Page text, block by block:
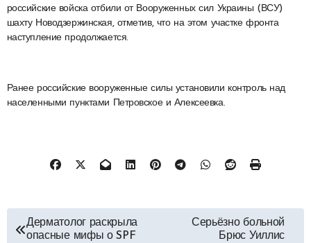
российские войска отбили от Вооруженных сил Украины (ВСУ)
шахту Новодзержинская, отметив, что на этом участке фронта
наступление продолжается.
Ранее российские вооруженные силы установили контроль над
населенными пунктами Петровское и Алексеевка.
Навигация
Дерматолог раскрыла
опасные мифы о SPF
Серьёзно больной
Брюс Уиллис